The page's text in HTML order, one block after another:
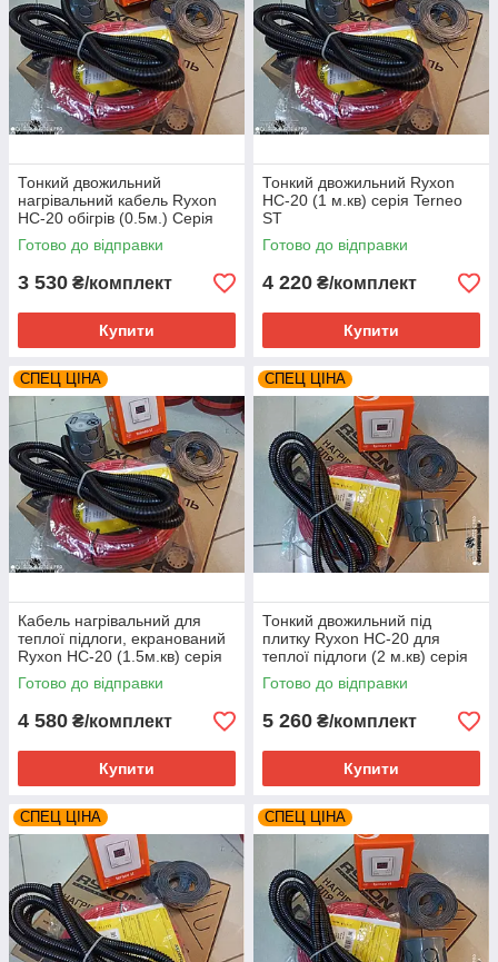
Тонкий двожильний
нагрівальний кабель Ryxon
HC-20 обігрів (0.5м.) Серія
Terneo ST
Готово до відправки
3 530 ₴/комплект
Купити
Тонкий двожильний Ryxon
HC-20 (1 м.кв) серія Terneo
ST
Готово до відправки
4 220 ₴/комплект
Купити
СПЕЦ ЦІНА
Кабель нагрівальний для
теплої підлоги, екранований
Ryxon HC-20 (1.5м.кв) серія
Terneo St
Готово до відправки
4 580 ₴/комплект
Купити
СПЕЦ ЦІНА
Тонкий двожильний під
плитку Ryxon HC-20 для
теплої підлоги (2 м.кв) серія
Terneo ST
Готово до відправки
5 260 ₴/комплект
Купити
СПЕЦ ЦІНА СПЕЦ ЦІНА